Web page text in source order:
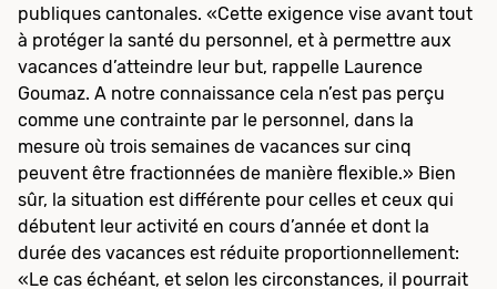
publiques cantonales. «Cette exigence vise avant tout
à protéger la santé du personnel, et à permettre aux
vacances d’atteindre leur but, rappelle Laurence
Goumaz. A notre connaissance cela n’est pas perçu
comme une contrainte par le personnel, dans la
mesure où trois semaines de vacances sur cinq
peuvent être fractionnées de manière flexible.» Bien
sûr, la situation est différente pour celles et ceux qui
débutent leur activité en cours d’année et dont la
durée des vacances est réduite proportionnellement:
«Le cas échéant, et selon les circonstances, il pourrait